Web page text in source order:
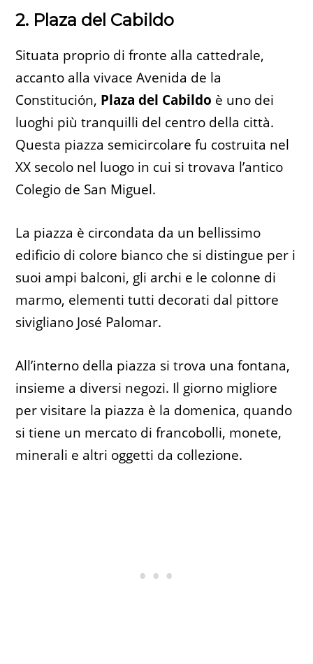
2. Plaza del Cabildo
Situata proprio di fronte alla cattedrale,
accanto alla vivace Avenida de la
Constitución, Plaza del Cabildo è uno dei
luoghi più tranquilli del centro della città.
Questa piazza semicircolare fu costruita nel
XX secolo nel luogo in cui si trovava l’antico
Colegio de San Miguel.
La piazza è circondata da un bellissimo
edificio di colore bianco che si distingue per i
suoi ampi balconi, gli archi e le colonne di
marmo, elementi tutti decorati dal pittore
sivigliano José Palomar.
All’interno della piazza si trova una fontana,
insieme a diversi negozi. Il giorno migliore
per visitare la piazza è la domenica, quando
si tiene un mercato di francobolli, monete,
minerali e altri oggetti da collezione.